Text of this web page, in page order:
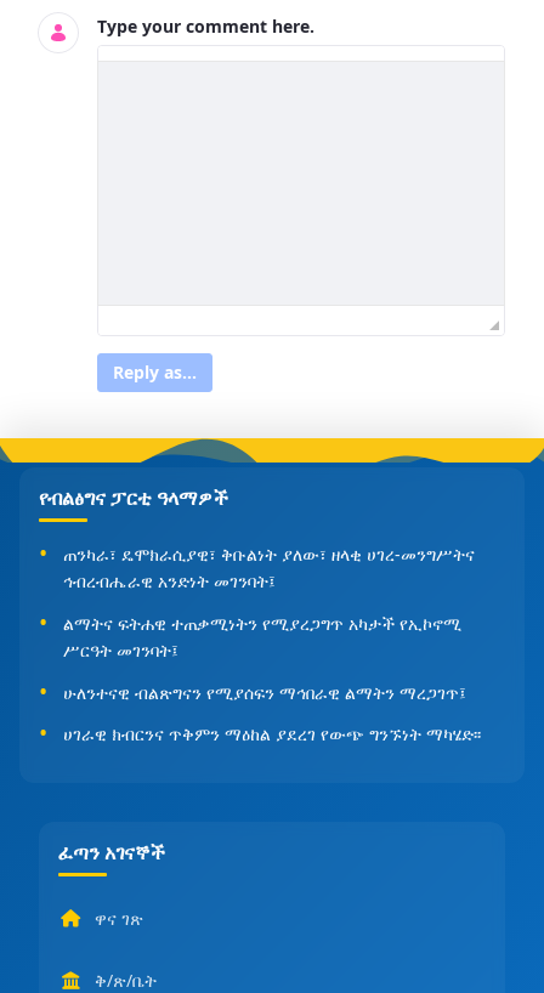
Type your comment here.
Reply as...
የብልፅግና ፓርቲ ዓላማዎች
ጠንካራ፣ ዴሞክራሲያዊ፣ ቅቡልነት ያለው፣ ዘላቂ ሀገረ-መንግሥትና
ኅብረብሔራዊ አንድነት መገንባት፤
ልማትና ፍትሐዊ ተጠቃሚነትን የሚያረጋግጥ አካታች የኢኮኖሚ
ሥርዓት መገንባት፤
ሁለንተናዊ ብልጽግናን የሚያሰፍን ማኅበራዊ ልማትን ማረጋገጥ፤
ሀገራዊ ክብርንና ጥቅምን ማዕከል ያደረገ የውጭ ግንኙነት ማካሄድ፡፡
ፈጣን አገናኞች
ዋና ገጽ
ቅ/ጽ/ቤት